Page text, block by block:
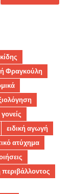
Φραγκούλη
γονείς
ειδική αγωγή
ατύχημα
περιβάλλοντος